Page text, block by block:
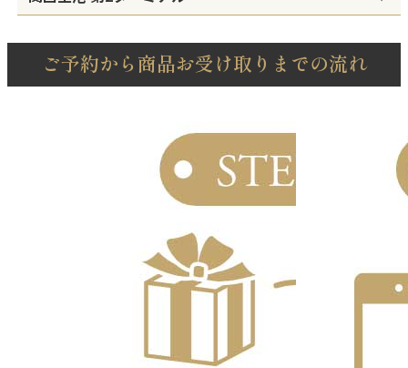
ご予約から商品お受け取りまでの流れ